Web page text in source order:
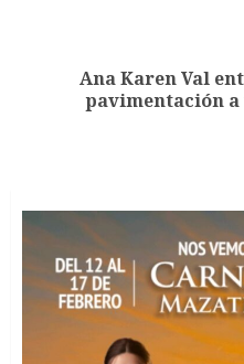
Siguiente
Ana Karen Val
pavimentación a